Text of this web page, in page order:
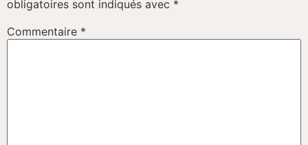
obligatoires sont indiqués avec *
Commentaire *